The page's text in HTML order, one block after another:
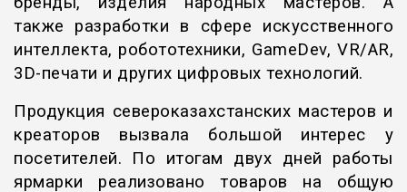
также разработки в сфере искусственного
интеллекта, робототехники, GameDev, VR/AR,
3D-печати и других цифровых технологий.
Продукция североказахстанских мастеров и
креаторов вызвала большой интерес у
посетителей. По итогам двух дней работы
ярмарки реализовано товаров на общую